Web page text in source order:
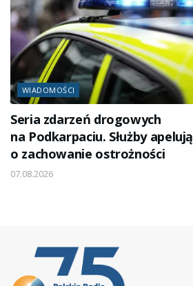
WIADOMOŚCI
Seria zdarzeń drogowych
na Podkarpaciu. Służby apelują
o zachowanie ostrożności
07.08.2026